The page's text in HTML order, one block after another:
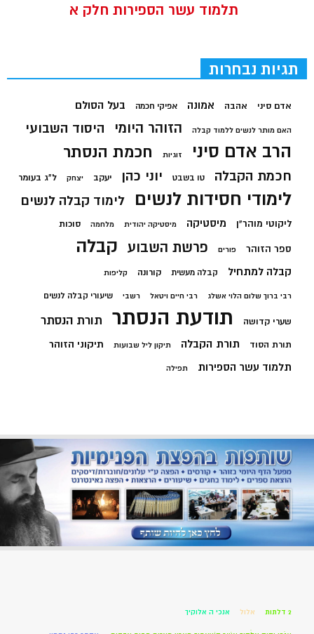
תלמוד עשר הספירות חלק א
תגיות נבחרות
אדם סיני אהבה אמונה אפיקי חכמה בעל הסולם
האם מותר לנשים ללמוד קבלה הזוהר היומי היסוד השבועי
הרב אדם סיני זוגיות חכמת הנסתר
חכמת הקבלה טו בשבט יוני כהן יעקב יצחק ל"ג בעומר
לימודי חסידות לנשים לימוד קבלה לנשים
ליקוטי מוהר"ן מיסטיקה מיסטיקה יהודית מלחמה סוכות
ספר הזוהר פורים פרשת השבוע קבלה
קבלה למתחיל קבלה מעשית קורונה קליפות
רבי ברוך שלום הלוי אשלג רבי חיים ויטאל רשבי שיעורי קבלה לנשים
שערי קדושה תודעת הנסתר תורת הנסתר
תורת הסוד תורת הקבלה תיקון ליל שבועות תיקוני הזוהר
תלמוד עשר הספירות תפילה
2 דלתות אלול אנכי ה אלוקיך